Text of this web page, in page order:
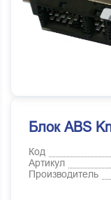
Блок ABS
Код
Артикул
Производитель